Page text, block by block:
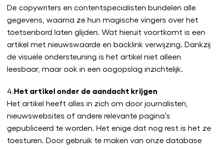
De copywriters en contentspecialisten bundelen alle
gegevens, waarna ze hun magische vingers over het
toetsenbord laten glijden. Wat hieruit voortkomt is een
artikel met nieuwswaarde en backlink verwijzing. Dankzij
de visuele ondersteuning is het artikel niet alleen
leesbaar, maar ook in een oogopslag inzichtelijk.
4.Het artikel onder de aandacht krijgen
Het artikel heeft alles in zich om door journalisten,
nieuwswebsites of andere relevante pagina’s
gepubliceerd te worden. Het enige dat nog rest is het ze
toesturen. Door gebruik te maken van onze database